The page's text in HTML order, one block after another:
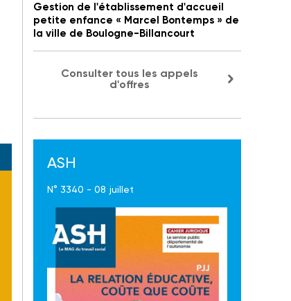
Gestion de l'établissement d'accueil
petite enfance « Marcel Bontemps » de
la ville de Boulogne-Billancourt
Consulter tous les appels
d'offres
ASH
N° 3340 - 08 juillet